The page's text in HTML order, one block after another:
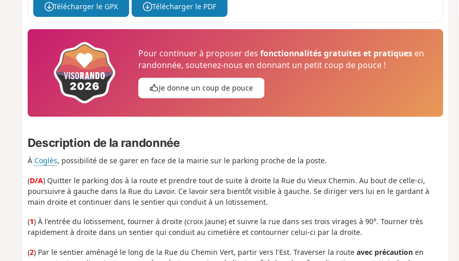
Télécharger le GPX Télécharger le PDF
Pour continuer à proposer desfonctionnalités gratuites et pratiques en
randonnée, soutenez-nous en donnant un petit coup de pouce !
Je donne un coup de pouce
Description de la randonnée
À Coglès, possibilité de se garer en face de la mairie sur le parking proche de la poste.
(D/A) Quitter le parking dos à la route et prendre tout de suite à droite la Rue du Vieux Chemin. Au bout de celle-ci,
poursuivre à gauche dans la Rue du Lavoir. Ce lavoir sera bientôt visible à gauche. Se diriger vers lui en le gardant à
main droite et continuer dans le sentier qui conduit à un lotissement.
(1) À l'entrée du lotissement, tourner à droite (croix Jaune) et suivre la rue dans ses trois virages à 90°. Tourner très
rapidement à droite dans un sentier qui conduit au cimetière et contourner celui-ci par la droite.
(2) Par le sentier aménagé le long de la Rue du Chemin Vert, partir vers l'Est. Traverser la route avec précautionen